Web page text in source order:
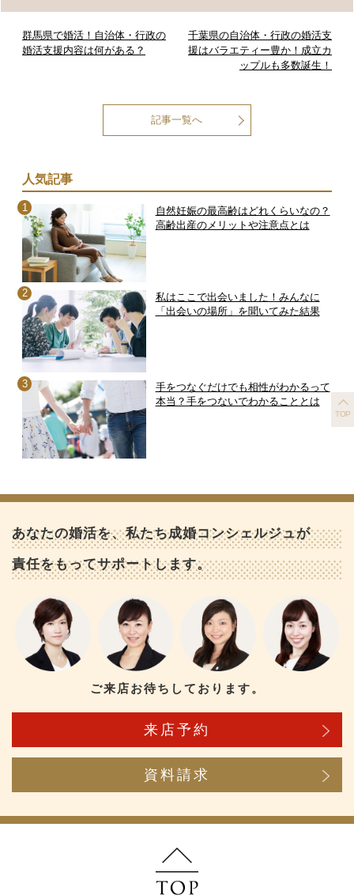
群馬県で婚活！自治体・行政の
婚活支援内容は何がある？
千葉県の自治体・行政の婚活支
援はバラエティー豊か！成立カ
ップルも多数誕生！
記事一覧へ
人気記事
自然妊娠の最高齢はどれくらいなの？
高齢出産のメリットや注意点とは
私はここで出会いました！みんなに
「出会いの場所」を聞いてみた結果
手をつなぐだけでも相性がわかるって
本当？手をつないでわかることとは
TOP
あなたの婚活を、私たち成婚コンシェルジュが
責任をもってサポートします。
ご来店お待ちしております。
来店予約
資料請求